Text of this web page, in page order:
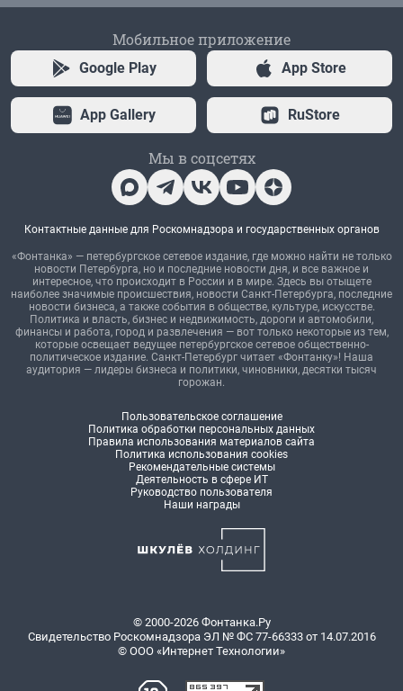
Мобильное приложение
Google Play App Store
App Gallery RuStore
Мы в соцсетях
Контактные данные для Роскомнадзора и государственных органов
«Фонтанка» — петербургское сетевое издание, где можно найти не только
новости Петербурга, но и последние новости дня, и все важное и
интересное, что происходит в России и в мире. Здесь вы отыщете
наиболее значимые происшествия, новости Санкт-Петербурга, последние
новости бизнеса, а также события в обществе, культуре, искусстве.
Политика и власть, бизнес и недвижимость, дороги и автомобили,
финансы и работа, город и развлечения — вот только некоторые из тем,
которые освещает ведущее петербургское сетевое общественно-
политическое издание. Санкт-Петербург читает «Фонтанку»! Наша
аудитория — лидеры бизнеса и политики, чиновники, десятки тысяч
горожан.
Пользовательское соглашение
Политика обработки персональных данных
Правила использования материалов сайта
Политика использования cookies
Рекомендательные системы
Деятельность в сфере ИТ
Руководство пользователя
Наши награды
© 2000-2026 Фонтанка.Ру
Свидетельство Роскомнадзора ЭЛ № ФС 77-66333 от 14.07.2016
© ООО «Интернет Технологии»